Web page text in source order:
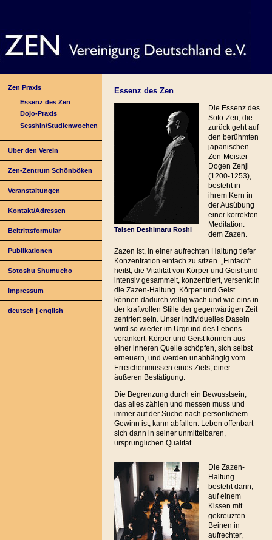
Zen Praxis
Essenz des Zen
Dojo-Praxis
Sesshin/Studienwochen
Über den Verein
Zen-Zentrum Schönböken
Veranstaltungen
Kontakt/Adressen
Beitrittsformular
Publikationen
Sotoshu Shumucho
Impressum
deutsch |english
Essenz des Zen
Taisen Deshimaru Roshi
Die Essenz des
Soto-Zen, die
zurück geht auf
den berühmten
japanischen
Zen-Meister
Dogen Zenji
(1200-1253),
besteht in
ihrem Kern in
der Ausübung
einer korrekten
Meditation:
dem Zazen.
Zazen ist, in einer aufrechten Haltung tiefer
Konzentration einfach zu sitzen. „Einfach“
heißt, die Vitalität von Körper und Geist sind
intensiv gesammelt, konzentriert, versenkt in
die Zazen-Haltung. Körper und Geist
können dadurch völlig wach und wie eins in
der kraftvollen Stille der gegenwärtigen Zeit
zentriert sein. Unser individuelles Dasein
wird so wieder im Urgrund des Lebens
verankert. Körper und Geist können aus
einer inneren Quelle schöpfen, sich selbst
erneuern, und werden unabhängig vom
Erreichenmüssen eines Ziels, einer
äußeren Bestätigung.
Die Begrenzung durch ein Bewusstsein,
das alles zählen und messen muss und
immer auf der Suche nach persönlichem
Gewinn ist, kann abfallen. Leben offenbart
sich dann in seiner unmittelbaren,
ursprünglichen Qualität.
Die Zazen-
Haltung
besteht darin,
auf einem
Kissen mit
gekreuzten
Beinen in
aufrechter,